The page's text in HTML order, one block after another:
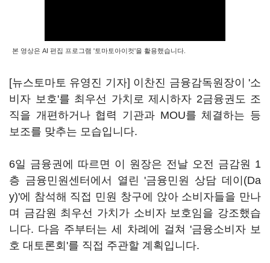
본 영상은 AI 편집 프로그램 '토마토아이컷'을 활용했습니다.
[뉴스토마토 유영진 기자] 이찬진 금융감독원장이 '소
비자 보호'를 최우선 가치로 제시하자 2금융권도 조
직을 개편하거나 협력 기관과 MOU를 체결하는 등
보조를 맞추는 모습입니다.
6일 금융권에 따르면 이 원장은 전날 오전 금감원 1
층 금융민원센터에서 열린 '금융민원 상담 데이(Da
y)'에 참석해 직접 민원 창구에 앉아 소비자들을 만나
며 금감원 최우선 가치가 소비자 보호임을 강조했습
니다. 다음 주부터는 세 차례에 걸쳐 '금융소비자 보
호 대토론회'를 직접 주관할 계획입니다.